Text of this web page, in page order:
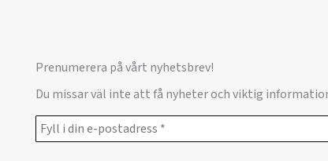
Prenumerera på vårt nyhetsbrev!
Du missar väl inte att få nyheter och viktig